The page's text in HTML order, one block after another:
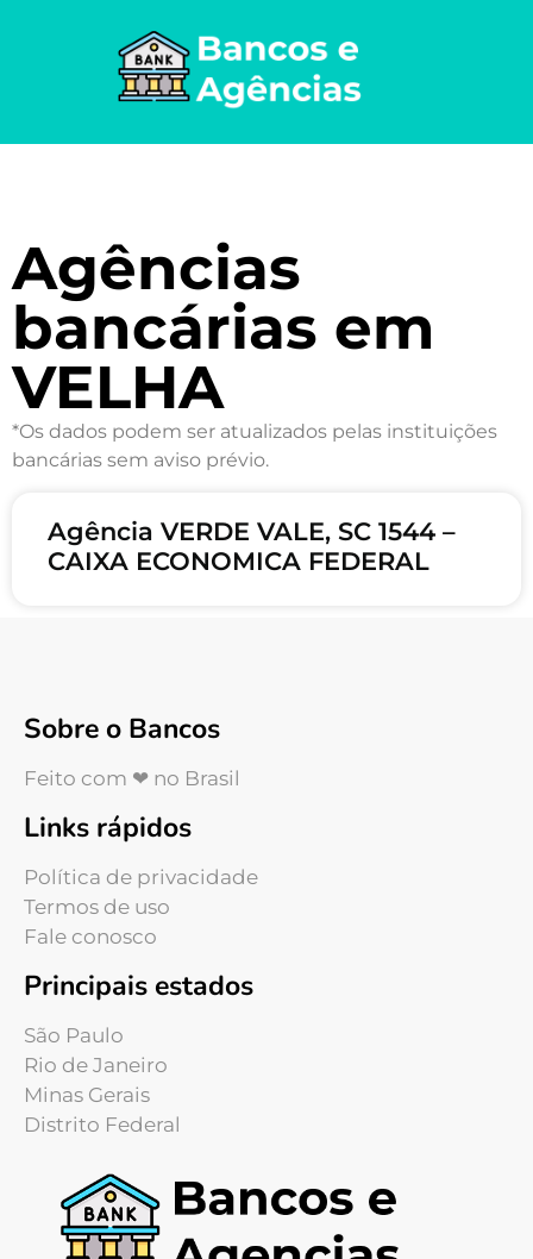
Agências
bancárias em
VELHA
*Os dados podem ser atualizados pelas instituições
bancárias sem aviso prévio.
Agência VERDE VALE, SC 1544 –
CAIXA ECONOMICA FEDERAL
Sobre o Bancos
Feito com ❤ no Brasil
Links rápidos
Política de privacidade
Termos de uso
Fale conosco
Principais estados
São Paulo
Rio de Janeiro
Minas Gerais
Distrito Federal